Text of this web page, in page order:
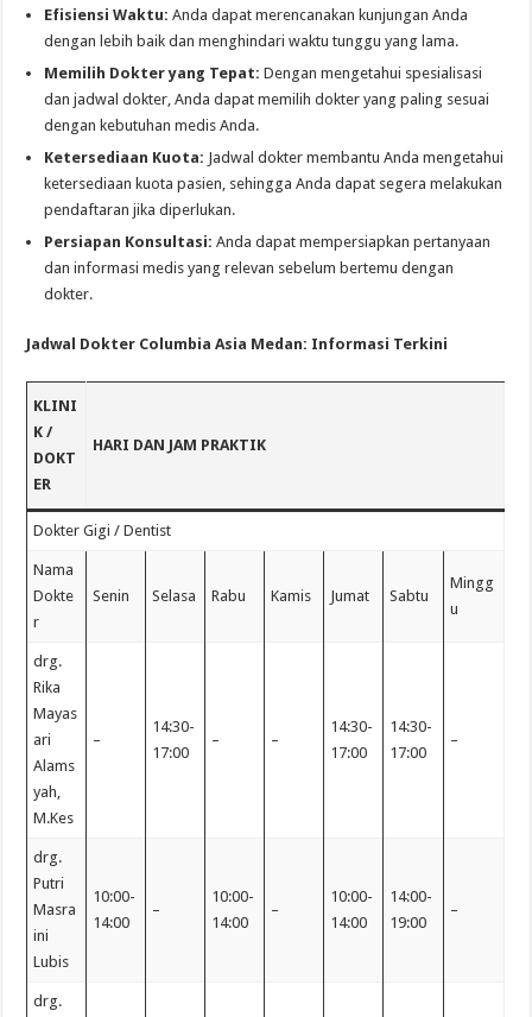
Efisiensi Waktu: Anda dapat merencanakan kunjungan Anda
dengan lebih baik dan menghindari waktu tunggu yang lama.
Memilih Dokter yang Tepat: Dengan mengetahui spesialisasi
dan jadwal dokter, Anda dapat memilih dokter yang paling sesuai
dengan kebutuhan medis Anda.
Ketersediaan Kuota: Jadwal dokter membantu Anda mengetahui
ketersediaan kuota pasien, sehingga Anda dapat segera melakukan
pendaftaran jika diperlukan.
Persiapan Konsultasi: Anda dapat mempersiapkan pertanyaan
dan informasi medis yang relevan sebelum bertemu dengan
dokter.
Jadwal Dokter Columbia Asia Medan: Informasi Terkini
KLINI
K /
DOKT
ER
HARI DAN JAM PRAKTIK
Dokter Gigi / Dentist
Nama
Dokte
r
Senin Selasa Rabu Kamis Jumat Sabtu
Mingg
u
drg.
Rika
Mayas
ari
Alams
yah,
M.Kes
–
14:30-
17:00
– –
14:30-
17:00
14:30-
17:00
–
drg.
Putri
Masra
ini
Lubis
10:00-
14:00
–
10:00-
14:00
–
10:00-
14:00
14:00-
19:00
–
drg.